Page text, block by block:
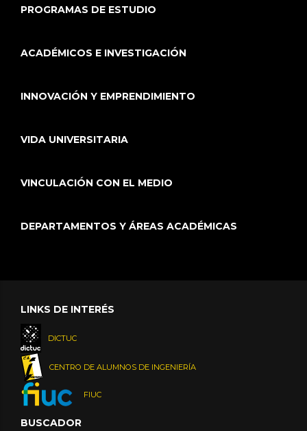
PROGRAMAS DE ESTUDIO
ACADÉMICOS E INVESTIGACIÓN
INNOVACIÓN Y EMPRENDIMIENTO
VIDA UNIVERSITARIA
VINCULACIÓN CON EL MEDIO
DEPARTAMENTOS Y ÁREAS ACADÉMICAS
LINKS DE INTERÉS
DICTUC
CENTRO DE ALUMNOS DE INGENIERÍA
FIUC
BUSCADOR